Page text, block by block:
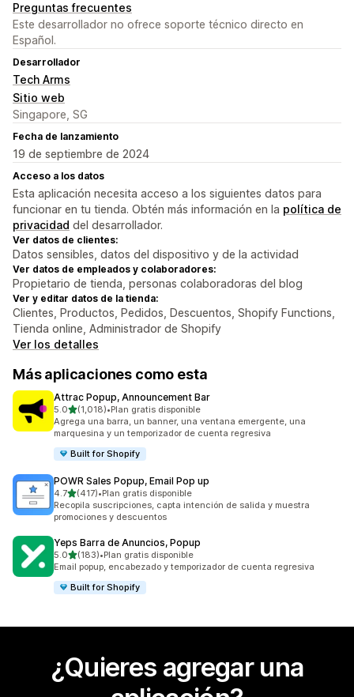
Preguntas frecuentes
Este desarrollador no ofrece soporte técnico directo en
Español.
Desarrollador
Tech Arms
Sitio web
Singapore, SG
Fecha de lanzamiento
19 de septiembre de 2024
Acceso a los datos
Esta aplicación necesita acceso a los siguientes datos para
funcionar en tu tienda. Obtén más información en la política de
privacidad del desarrollador.
Ver datos de clientes:
Datos sensibles, datos del dispositivo y de la actividad
Ver datos de empleados y colaboradores:
Propietario de tienda, personas colaboradoras del blog
Ver y editar datos de la tienda:
Clientes, Productos, Pedidos, Descuentos, Shopify Functions,
Tienda online, Administrador de Shopify
Ver los detalles
Más aplicaciones como esta
Attrac Popup, Announcement Bar
5.0de 5 estrellas
(1,018)
1018 reseñas en total
•Plan gratis disponible
Agrega una barra, un banner, una ventana emergente, una
marquesina y un temporizador de cuenta regresiva
Built for Shopify
POWR Sales Popup, Email Pop up
4.7de 5 estrellas
(417)
417 reseñas en total
•Plan gratis disponible
Recopila suscripciones, capta intención de salida y muestra
promociones y descuentos
Yeps Barra de Anuncios, Popup
5.0de 5 estrellas
(183)
183 reseñas en total
•Plan gratis disponible
Email popup, encabezado y temporizador de cuenta regresiva
Built for Shopify
¿Quieres agregar una